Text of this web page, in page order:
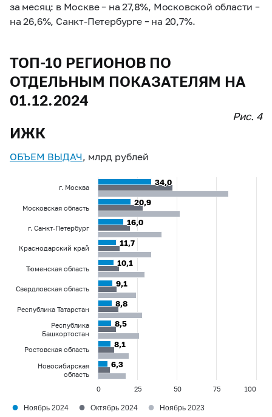
за месяц: в Москве– на 27,8%, Московской области–
на 26,6%, Санкт-Петербурге –на 20,7%.
ТОП-10 РЕГИОНОВ ПО
ОТДЕЛЬНЫМ ПОКАЗАТЕЛЯМ НА
01.12.2024
Рис. 4
ИЖК
ОБЪЕМ ВЫДАЧ, млрд рублей
34,0
34,0
20,9
20,9
16,0
16,0
11,7
11,7
10,1
10,1
9,1
9,1
8,8
8,8
8,5
8,5
8,1
8,1
6,3
6,3
г. Москва
Московская область
г. Санкт-Петербург
Краснодарский край
Тюменская область
Свердловская область
Республика Татарстан
Республика
Башкортостан
Ростовская область
Новосибирская
область
0
25 50 75 100
● Ноябрь 2024 ● Октябрь 2024 ● Ноябрь 2023